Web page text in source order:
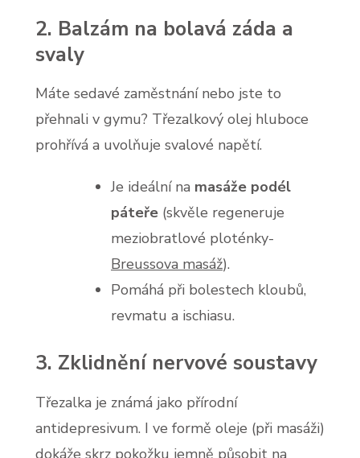
2. Balzám na bolavá záda a
svaly
Máte sedavé zaměstnání nebo jste to
přehnali v gymu? Třezalkový olej hluboce
prohřívá a uvolňuje svalové napětí.
Je ideální na masáže podél
páteře (skvěle regeneruje
meziobratlové ploténky-
Breussova masáž).
Pomáhá při bolestech kloubů,
revmatu a ischiasu.
3. Zklidnění nervové soustavy
Třezalka je známá jako přírodní
antidepresivum. I ve formě oleje (při masáži)
dokáže skrz pokožku jemně působit na